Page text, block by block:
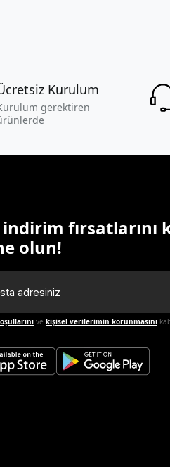
Kurulum
gerektiren
indirim fırsatlarını
olun!
ve kişisel verilerimin korunmasını